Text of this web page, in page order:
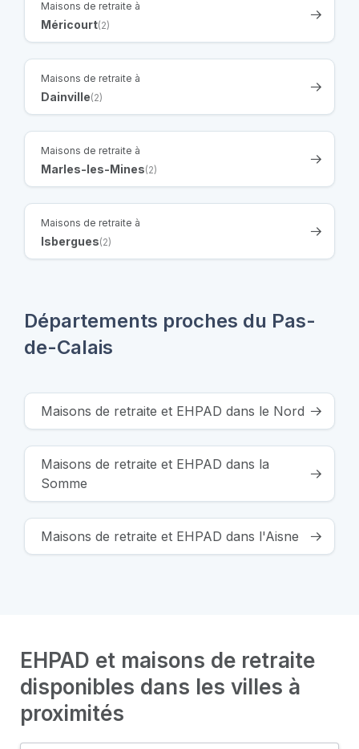
Maisons de retraite à
Méricourt(2)
Maisons de retraite à
Dainville(2)
Maisons de retraite à
Marles-les-Mines(2)
Maisons de retraite à
Isbergues(2)
Départements proches du Pas-
de-Calais
Maisons de retraite et EHPAD dans le Nord
Maisons de retraite et EHPAD dans la
Somme
Maisons de retraite et EHPAD dans l'Aisne
EHPAD et maisons de retraite
disponibles dans les villes à
proximités